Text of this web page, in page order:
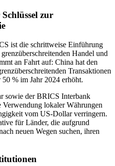
zur
ist die schrittweise Einführung
Handel und
an Fahrt auf: China hat den
Transaktionen
% im Jahr 2024 erhöht.
sowie der BRICS Interbank
lokaler Währungen
vom US-Dollar verringern.
für Länder, die aufgrund
neuen Wegen suchen, ihren